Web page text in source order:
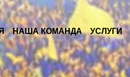
Content
НАША КОМАНДА УСЛУГИ